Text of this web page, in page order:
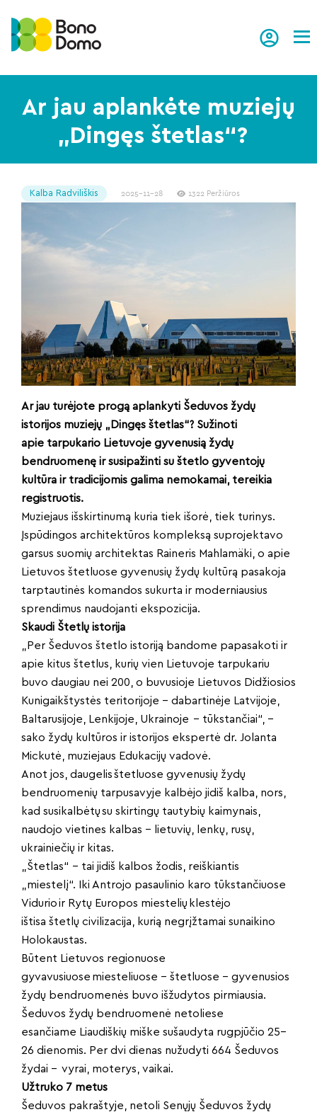
Ar jau aplankėte muziejų
„Dingęs štetlas“?
Kalba Radviliškis 2025-11-28 1322 Peržiūros
Ar jau turėjote progą aplankyti Šeduvos žydų
istorijos muziejų „Dingęs štetlas“? Sužinoti
apie tarpukario Lietuvoje gyvenusią žydų
bendruomenę ir susipažinti su štetlo gyventojų
kultūra ir tradicijomis galima nemokamai, tereikia
registruotis.
Muziejaus išskirtinumą kuria tiek išorė, tiek turinys.
Įspūdingos architektūros kompleksą suprojektavo
garsus suomių architektas Raineris Mahlamäki, o apie
Lietuvos štetluose gyvenusių žydų kultūrą pasakoja
tarptautinės komandos sukurta ir moderniausius
sprendimus naudojanti ekspozicija.
Skaudi Štetlų istorija
„Per Šeduvos štetlo istoriją bandome papasakoti ir
apie kitus štetlus, kurių vien Lietuvoje tarpukariu
buvo daugiau nei 200, o buvusioje Lietuvos Didžiosios
Kunigaikštystės teritorijoje – dabartinėje Latvijoje,
Baltarusijoje, Lenkijoje, Ukrainoje – tūkstančiai“, –
sako žydų kultūros ir istorijos ekspertė dr. Jolanta
Mickutė, muziejaus Edukacijų vadovė.
Anot jos, daugelis štetluose gyvenusių žydų
bendruomenių tarpusavyje kalbėjo jidiš kalba, nors,
kad susikalbėtų su skirtingų tautybių kaimynais,
naudojo vietines kalbas – lietuvių, lenkų, rusų,
ukrainiečių ir kitas.
„Štetlas“ – tai jidiš kalbos žodis, reiškiantis
„miestelį“. Iki Antrojo pasaulinio karo tūkstančiuose
Vidurio ir Rytų Europos miestelių klestėjo
ištisa štetlų civilizacija, kurią negrįžtamai sunaikino
Holokaustas.
Būtent Lietuvos regionuose
gyvavusiuose miesteliuose – štetluose – gyvenusios
žydų bendruomenės buvo išžudytos pirmiausia.
Šeduvos žydų bendruomenė netoliese
esančiame Liaudiškių miške sušaudyta rugpjūčio 25–
26 dienomis. Per dvi dienas nužudyti 664 Šeduvos
žydai – vyrai, moterys, vaikai.
Užtruko 7 metus
Šeduvos pakraštyje, netoli Senųjų Šeduvos žydų